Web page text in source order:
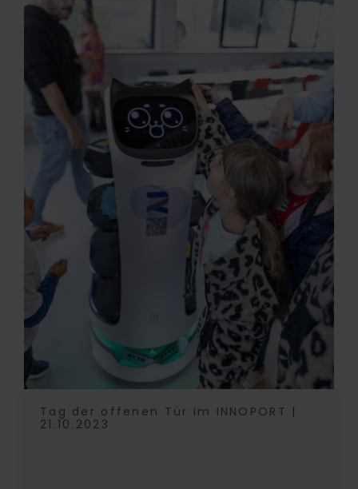
Tag der offenen Tür im INNOPORT |
21.10.2023